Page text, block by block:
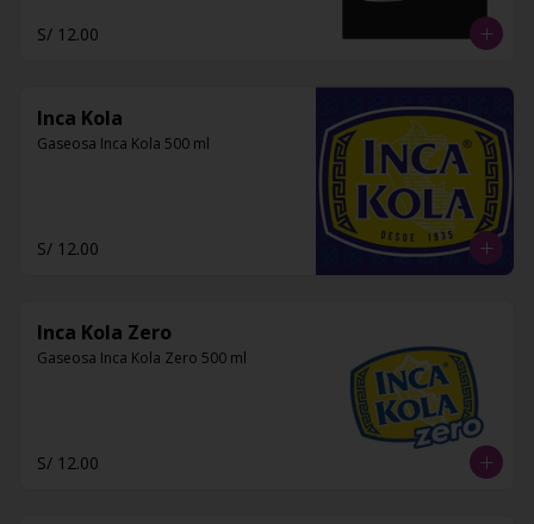
S/ 12.00
Inca Kola
Gaseosa Inca Kola 500 ml
S/ 12.00
Inca Kola Zero
Gaseosa Inca Kola Zero 500 ml
S/ 12.00